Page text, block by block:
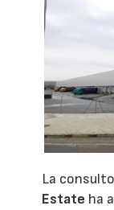
La
Estate ha